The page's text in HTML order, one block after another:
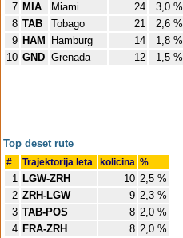
7 MIA Miami 24
3,0 %
8 TAB Tobago 21
2,6 %
9 HAM Hamburg 14
1,8 %
10 GND Grenada 12 1,5 %
Top deset rute
# Trajektorija leta kolicina %
1 LGW-ZRH 10 2,5 %
2 ZRH-LGW 9 2,3 %
3 TAB-POS 8 2,0 %
4 FRA-ZRH 8 2,0 %